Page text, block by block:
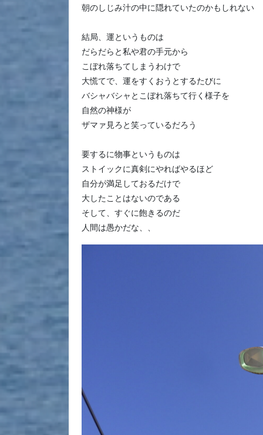
朝のしじみ汁の中に隠れていたのかもしれない
結局、運というものは
だらだらと私や君の手元から
こぼれ落ちてしまうわけで
大慌てで、運をすくおうとするたびに
バシャバシャとこぼれ落ちて行く様子を
自然の神様が
ザマァ見ろと笑っているだろう
要するに物事というものは
ストイックに真剣にやればやるほど
自分が満足しておるだけで
大したことはないのである
そして、すぐに飽きるのだ
人間は愚かだな、、